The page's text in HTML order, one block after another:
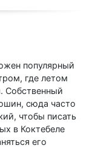
популярный
где летом
Собственный
сюда часто
чтобы писать
в Коктебеле
его